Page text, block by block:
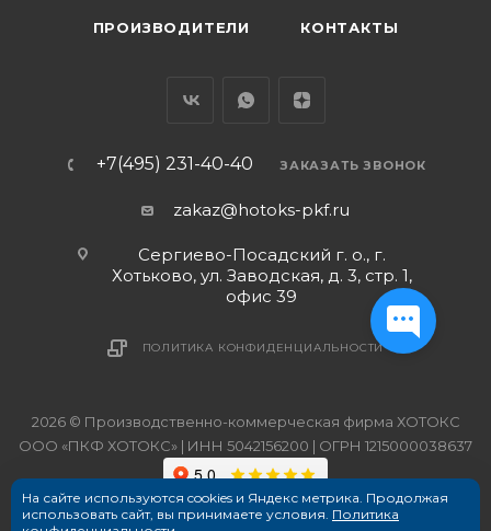
ПРОИЗВОДИТЕЛИ КОНТАКТЫ
+7(495) 231-40-40 ЗАКАЗАТЬ ЗВОНОК
zakaz@hotoks-pkf.ru
Сергиево-Посадский г. о., г.
Хотьково, ул. Заводская, д. 3, стр. 1,
офис 39
ПОЛИТИКА КОНФИДЕНЦИАЛЬНОСТИ
2026 © Производственно-коммерческая фирма ХОТОКС
ООО «ПКФ ХОТОКС» | ИНН 5042156200 | ОГРН 1215000038637
На сайте используются cookies и Яндекс метрика. Продолжая
использовать сайт, вы принимаете условия. Политика